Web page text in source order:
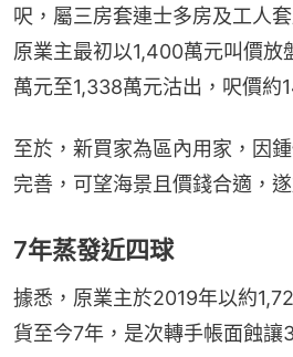
呎，屬三房套連士多房及工人
原業主最初以1,400萬元叫價放
萬元至1,338萬元沽出，呎價約
至於，新買家為區內用家，因
完善，可望海景且價錢合適，
7年蒸發近四球
據悉，原業主於2019年以約
貨至今7年，是次轉手帳面蝕